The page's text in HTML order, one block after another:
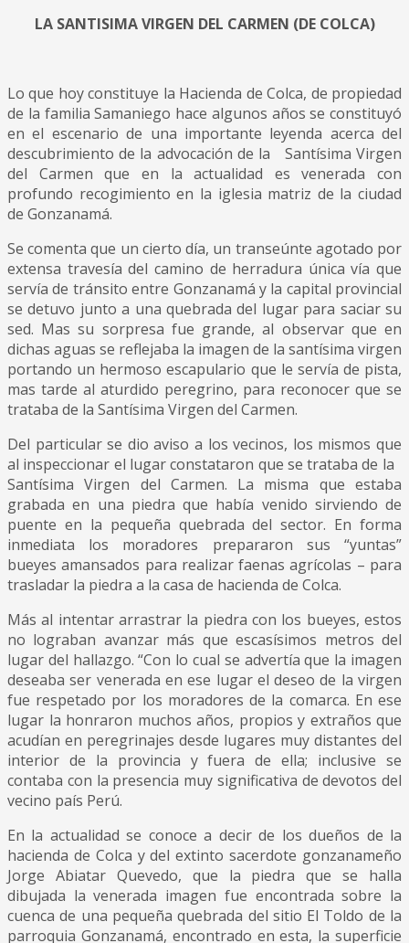
LA SANTISIMA VIRGEN DEL CARMEN (DE COLCA)
Lo que hoy constituye la Hacienda de Colca, de propiedad
de la familia Samaniego hace algunos años se constituyó
en el escenario de una importante leyenda acerca del
descubrimiento de la advocación de la Santísima Virgen
del Carmen que en la actualidad es venerada con
profundo recogimiento en la iglesia matriz de la ciudad
de Gonzanamá.
Se comenta que un cierto día, un transeúnte agotado por
extensa travesía del camino de herradura única vía que
servía de tránsito entre Gonzanamá y la capital provincial
se detuvo junto a una quebrada del lugar para saciar su
sed. Mas su sorpresa fue grande, al observar que en
dichas aguas se reflejaba la imagen de la santísima virgen
portando un hermoso escapulario que le servía de pista,
mas tarde al aturdido peregrino, para reconocer que se
trataba de la Santísima Virgen del Carmen.
Del particular se dio aviso a los vecinos, los mismos que
al inspeccionar el lugar constataron que se trataba de la
Santísima Virgen del Carmen. La misma que estaba
grabada en una piedra que había venido sirviendo de
puente en la pequeña quebrada del sector. En forma
inmediata los moradores prepararon sus “yuntas”
bueyes amansados para realizar faenas agrícolas – para
trasladar la piedra a la casa de hacienda de Colca.
Más al intentar arrastrar la piedra con los bueyes, estos
no lograban avanzar más que escasísimos metros del
lugar del hallazgo. “Con lo cual se advertía que la imagen
deseaba ser venerada en ese lugar el deseo de la virgen
fue respetado por los moradores de la comarca. En ese
lugar la honraron muchos años, propios y extraños que
acudían en peregrinajes desde lugares muy distantes del
interior de la provincia y fuera de ella; inclusive se
contaba con la presencia muy significativa de devotos del
vecino país Perú.
En la actualidad se conoce a decir de los dueños de la
hacienda de Colca y del extinto sacerdote gonzanameño
Jorge Abiatar Quevedo, que la piedra que se halla
dibujada la venerada imagen fue encontrada sobre la
cuenca de una pequeña quebrada del sitio El Toldo de la
parroquia Gonzanamá, encontrado en esta, la superficie